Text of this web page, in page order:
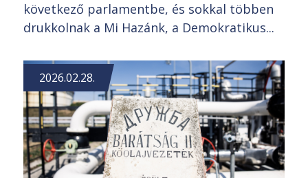
következő parlamentbe, és sokkal többen
drukkolnak a Mi Hazánk, a Demokratikus...
2026.02.28.